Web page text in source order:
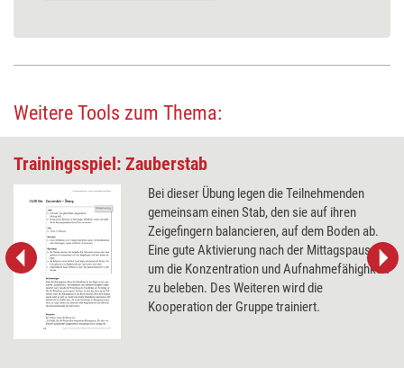
Weitere Tools zum Thema:
Trainingsspiel: Zauberstab
Bei dieser Übung legen die Teilnehmenden
gemeinsam einen Stab, den sie auf ihren
Zeigefingern balancieren, auf dem Boden ab.
Eine gute Aktivierung nach der Mittagspause,
um die Konzentration und Aufnahmefähighkeit
zu beleben. Des Weiteren wird die
Kooperation der Gruppe trainiert.